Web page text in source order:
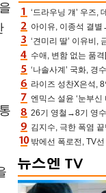
수애, 변함 없는 품
엔믹스 설윤 ‘눈부신